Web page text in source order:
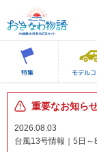
重要なお知ら
2026.08.03
台風13号情報｜5日